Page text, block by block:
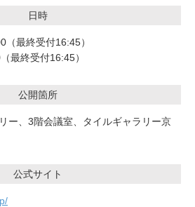
日時
最終受付16:45）
最終受付16:45）
公開箇所
ー、3階会議室、タイルギャラリー京
公式サイト